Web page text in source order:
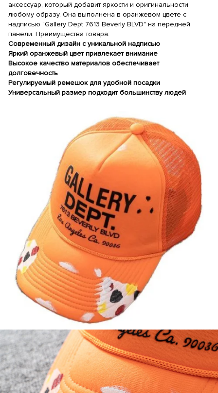
аксессуар, который добавит яркости и оригинальности
любому образу. Она выполнена в оранжевом цвете с
надписью "Gallery Dept 7613 Beverly BLVD" на передней
панели. Преимущества товара:
Современный дизайн с уникальной надписью
Яркий оранжевый цвет привлекает внимание
Высокое качество материалов обеспечивает
долговечность
Регулируемый ремешок для удобной посадки
Универсальный размер подходит большинству людей